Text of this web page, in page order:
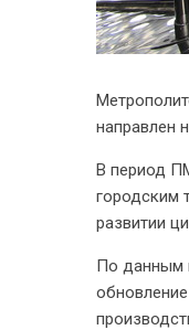
направлен
В период
городским
развитии
По данным